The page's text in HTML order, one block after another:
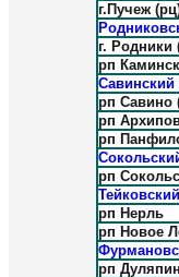
г.Пучеж
г. Родники
рп
Савинский
рп Савино
рп
рп
рп
рп Нерль
рп Новое
рп